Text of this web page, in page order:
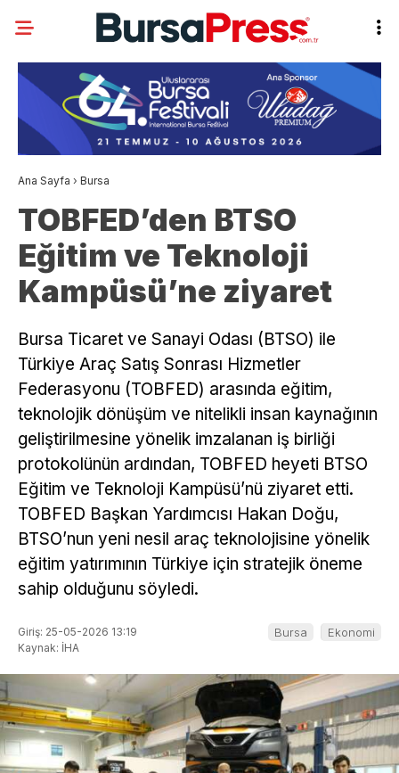
Ana Sayfa › Bursa
TOBFED’den BTSO
Eğitim ve Teknoloji
Kampüsü’ne ziyaret
Bursa Ticaret ve Sanayi Odası (BTSO) ile
Türkiye Araç Satış Sonrası Hizmetler
Federasyonu (TOBFED) arasında eğitim,
teknolojik dönüşüm ve nitelikli insan kaynağının
geliştirilmesine yönelik imzalanan iş birliği
protokolünün ardından, TOBFED heyeti BTSO
Eğitim ve Teknoloji Kampüsü’nü ziyaret etti.
TOBFED Başkan Yardımcısı Hakan Doğu,
BTSO’nun yeni nesil araç teknolojisine yönelik
eğitim yatırımının Türkiye için stratejik öneme
sahip olduğunu söyledi.
Giriş: 25-05-2026 13:19
Kaynak: İHA
Bursa Ekonomi